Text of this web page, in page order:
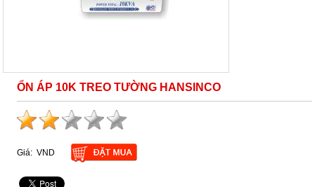
ỔN ÁP 10K TREO TƯỜNG HANSINCO
Giá: VND